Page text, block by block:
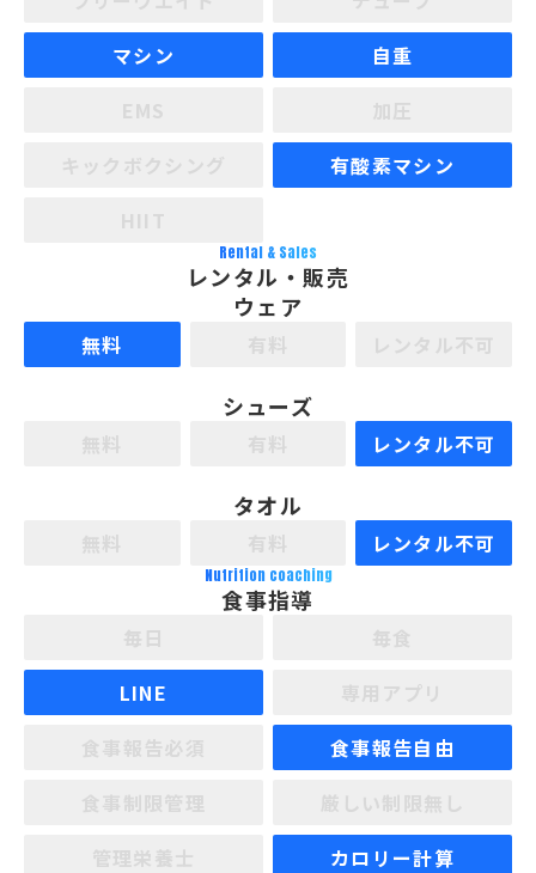
マシン
自重
有酸素マシン
Rental & Sales
レンタル・販売
ウェア
無料
シューズ
レンタル不可
タオル
レンタル不可
Nutrition coaching
食事指導
LINE
食事報告自由
カロリー計算